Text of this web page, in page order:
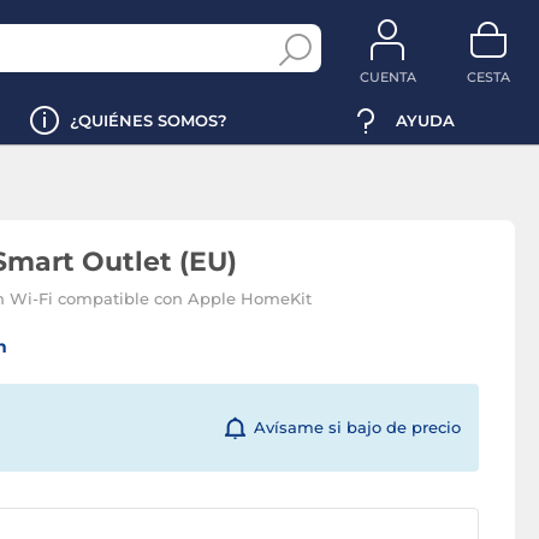
CUENTA CESTA
¿QUIÉNES SOMOS? AYUDA
Outlet (EU)
Wi-Fi compatible con Apple HomeKit
Avísame si bajo de precio